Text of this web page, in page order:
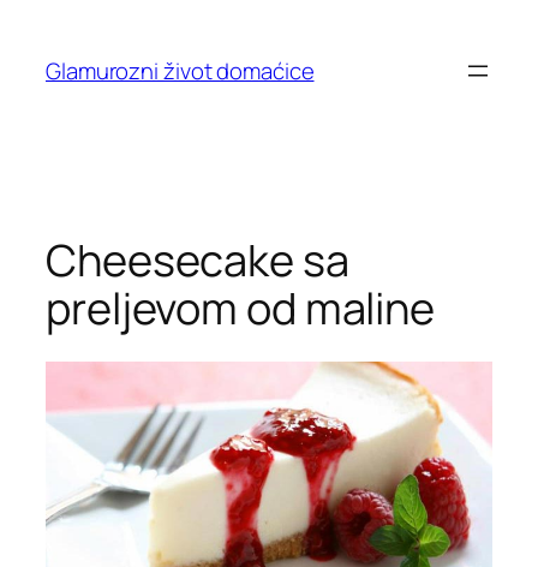
content
Glamurozni život domaćice
Cheesecake sa
preljevom od maline